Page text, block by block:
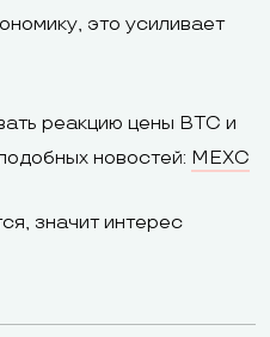
это усиливает
реакцию цены BTC и
новостей: MEXC
значит интерес